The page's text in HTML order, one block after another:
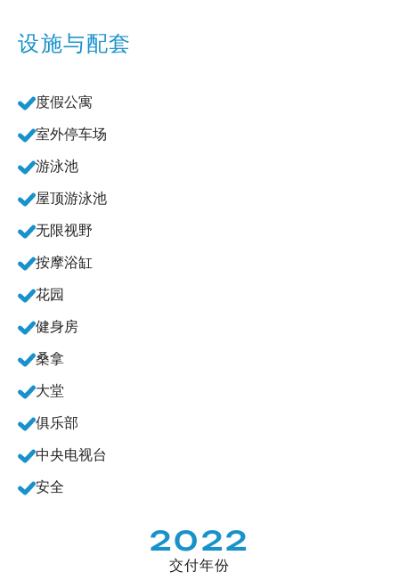
设施与配套
度假公寓
室外停车场
游泳池
屋顶游泳池
无限视野
按摩浴缸
花园
健身房
桑拿
大堂
俱乐部
中央电视台
安全
2022
交付年份